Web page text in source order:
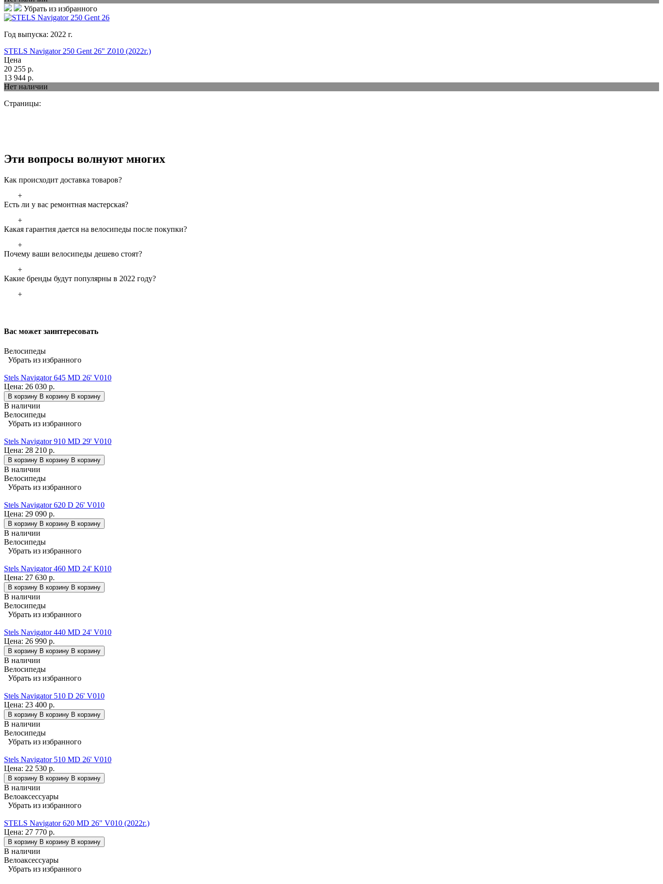
Убрать из избранного
Год выпуска: 2022 г.
STELS Navigator 250 Gent 26" Z010 (2022г.)
Цена
20 255 р.
13 944 р.
Нет наличии
Страницы:
Эти вопросы волнуют многих
Как происходит доставка товаров?
+
Есть ли у вас ремонтная мастерская?
+
Какая гарантия дается на велосипеды после покупки?
+
Почему ваши велосипеды дешево стоят?
+
Какие бренды будут популярны в 2022 году?
+
Вас может заинтересовать
Велосипеды
Убрать из избранного
Stels Navigator 645 MD 26' V010
Цена: 26 030 р.
В корзину В корзину В корзину
В наличии
Велосипеды
Убрать из избранного
Stels Navigator 910 MD 29' V010
Цена: 28 210 р.
В корзину В корзину В корзину
В наличии
Велосипеды
Убрать из избранного
Stels Navigator 620 D 26' V010
Цена: 29 090 р.
В корзину В корзину В корзину
В наличии
Велосипеды
Убрать из избранного
Stels Navigator 460 MD 24' K010
Цена: 27 630 р.
В корзину В корзину В корзину
В наличии
Велосипеды
Убрать из избранного
Stels Navigator 440 MD 24' V010
Цена: 26 990 р.
В корзину В корзину В корзину
В наличии
Велосипеды
Убрать из избранного
Stels Navigator 510 D 26' V010
Цена: 23 400 р.
В корзину В корзину В корзину
В наличии
Велосипеды
Убрать из избранного
Stels Navigator 510 MD 26' V010
Цена: 22 530 р.
В корзину В корзину В корзину
В наличии
Велоаксессуары
Убрать из избранного
STELS Navigator 620 MD 26" V010 (2022г.)
Цена: 27 770 р.
В корзину В корзину В корзину
В наличии
Велоаксессуары
Убрать из избранного